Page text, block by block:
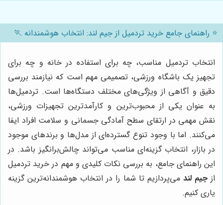
⭐️ راهنمای جامع خرید تردمیل از جیم لند: انتخاب هوشمندانه 🏃
انتخاب تردمیل مناسب، چه برای استفاده در خانه و چه برای
تجهیز یک باشگاه ورزشی، تصمیمی مهم است که نیازمند بررسی
دقیق و آگاهی از ویژگی‌های مختلف دستگاه‌ها است. تردمیل‌ها
به عنوان یکی از محبوب‌ترین و کارآمدترین تجهیزات ورزشی،
نقش مهمی در ارتقای سطح آمادگی جسمانی و سلامت افراد ایفا
می‌کنند. اما با وجود تنوع گسترده‌ای از مدل‌ها و برندهای موجود
در بازار، انتخاب گزینه‌ای مناسب می‌تواند چالش‌برانگیز باشد. در
این راهنمای جامع، به بررسی نکات کلیدی و مهم در خرید تردمیل
ازجیم لند می‌پردازیم تا شما را در انتخاب هوشمندانه‌ترین گزینه
یاری کنیم.